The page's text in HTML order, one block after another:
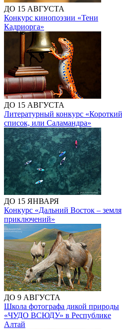
ДО 15 АВГУСТА
Конкурс кинопоэзии «Тени
Кадриорга»
ДО 15 АВГУСТА
Литературный конкурс «Короткий
список, или Саламандра»
ДО 15 ЯНВАРЯ
Конкурс «Дальний Восток – земля
приключений»
ДО 9 АВГУСТА
Школа фотографа дикой природы
«ЧУДО ВСЮДУ» в Республике
Алтай